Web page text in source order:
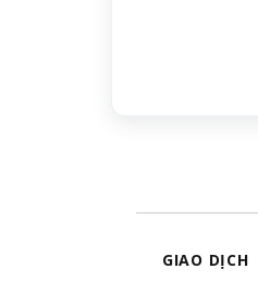
GIAO DỊCH